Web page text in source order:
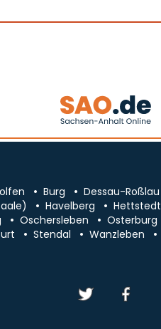
Burg Dessau-Roßlau
Havelberg Hettstedt
Oschersleben Osterburg
Stendal Wanzleben